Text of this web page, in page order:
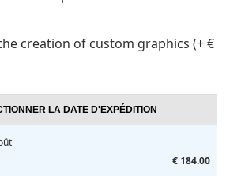
creation of custom graphics (+ €
LA DATE D'EXPÉDITION
€ 184.00